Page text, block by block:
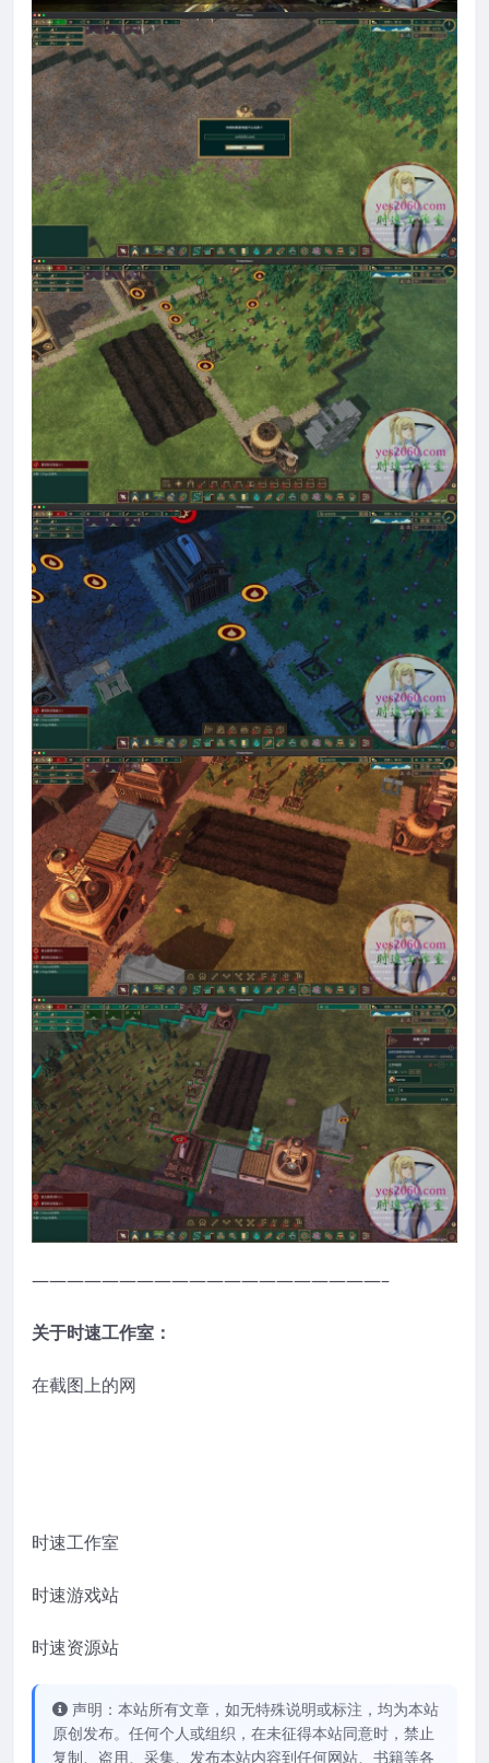
————————————————————–
关于时速工作室：
在截图上的网
时速工作室
时速游戏站
时速资源站
声明：本站所有文章，如无特殊说明或标注，均为本站
原创发布。任何个人或组织，在未征得本站同意时，禁止
复制、盗用、采集、发布本站内容到任何网站、书籍等各